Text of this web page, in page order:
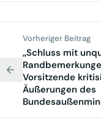
Vorheriger Beitrag
„Schluss mit
Vorsitzende
Äußerungen des